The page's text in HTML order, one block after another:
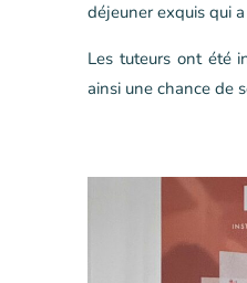
déjeuner exquis qui
Les tuteurs ont été
ainsi une chance de